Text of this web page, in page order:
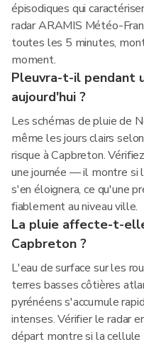
épisodiques qui
radar ARAMIS Météo-
toutes les 5 minutes,
moment.
Pleuvra-t-il pendant
aujourd'hui ?
Les schémas de pluie de
même les jours clairs
risque à Capbreton.
une journée — il montre si
s'en éloignera, ce qu'une
fiablement au niveau ville.
La pluie affecte-t-
Capbreton ?
L'eau de surface sur les
terres basses côtières
pyrénéens s'accumule
intenses. Vérifier le radar
départ montre si la